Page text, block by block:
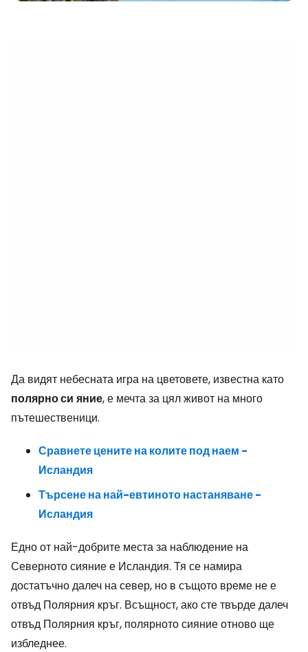
Да видят небесната игра на цветовете, известна като
полярно си яние, е мечта за цял живот на много
пътешественици.
Сравнете цените на колите под наем -
Исландия
Търсене на най-евтиното настаняване -
Исландия
Едно от най-добрите места за наблюдение на
Северното сияние е Исландия. Тя се намира
достатъчно далеч на север, но в същото време не е
отвъд Полярния кръг. Всъщност, ако сте твърде далеч
отвъд Полярния кръг, полярното сияние отново ще
избледнее.